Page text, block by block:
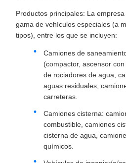
Productos principales: La
gama de vehículos especiales (a
tipos), entre los que se incluyen:
Camiones de
(compactor, ascensor
de rociadores de agua,
aguas residuales,
carreteras.
Camiones cisterna:
combustible, camiones
cisterna de agua,
químicos.